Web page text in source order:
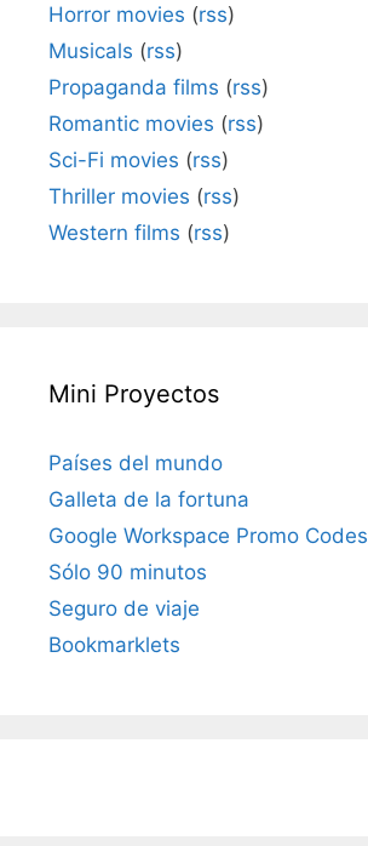
Horror movies (rss)
Musicals (rss)
Propaganda films (rss)
Romantic movies (rss)
Sci-Fi movies (rss)
Thriller movies (rss)
Western films (rss)
Mini Proyectos
Países del mundo
Galleta de la fortuna
Google Workspace Promo Codes
Sólo 90 minutos
Seguro de viaje
Bookmarklets